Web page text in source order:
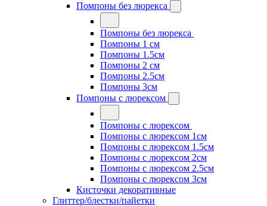
Помпоны без люрекса
Помпоны без люрекса
Помпоны 1 см
Помпоны 1.5см
Помпоны 2 см
Помпоны 2.5см
Помпоны 3см
Помпоны с люрексом
Помпоны с люрексом
Помпоны с люрексом 1см
Помпоны с люрексом 1.5см
Помпоны с люрексом 2см
Помпоны с люрексом 2.5см
Помпоны с люрексом 3см
Кисточки декоративные
Глиттер/блестки/пайетки